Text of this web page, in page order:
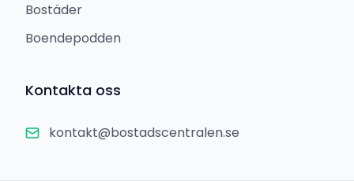
Bostäder
Boendepodden
Kontakta oss
kontakt@bostadscentralen.se